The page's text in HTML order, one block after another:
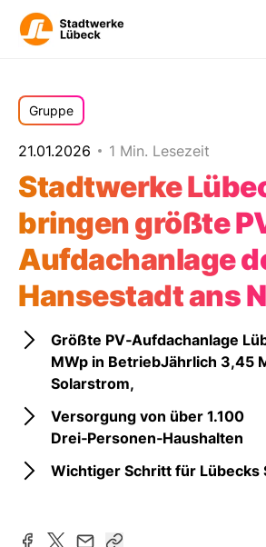
Gruppe
21.01.2026 1 Min. Lesezeit
Stadtwerke
bringen größte
Aufdachanlage
Hansestadt ans
Größte PV‑Aufdachanlage
MWp in BetriebJährlich 3,45
Solarstrom,
Versorgung von über 1.100
Drei‑Personen‑Haushalten
Wichtiger Schritt für Lübecks